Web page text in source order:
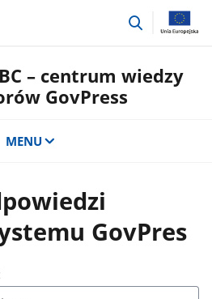
przejdź
– centrum wiedzy
GovPress
MENU
GovPres
Wpisz